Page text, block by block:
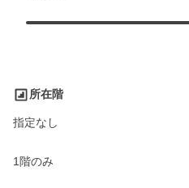
所在階
指定なし
1階のみ